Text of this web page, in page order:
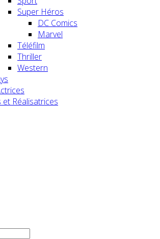
Super Héros
DC Comics
Marvel
Téléfilm
Thriller
Western
et Réalisatrices